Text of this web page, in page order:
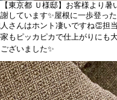
東京都 Ｕ様邸】お客様より暑
しています✨屋根に一歩登っ
さんはホント凄いですね👏担
もピッカピカで仕上がりにも
ざいました✨